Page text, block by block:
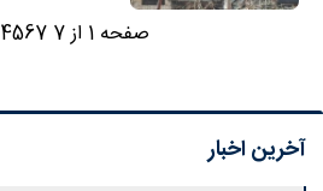
صفحه 1 از 7 4567
آخرین اخبار